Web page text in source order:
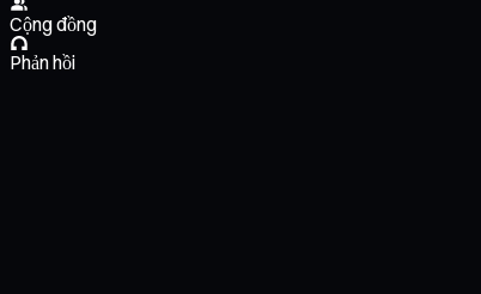
Cộng đồng
Phản hồi